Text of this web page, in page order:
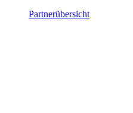
Partnerübersicht